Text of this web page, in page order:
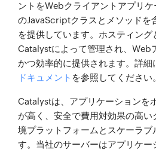
ントをWebクライアントアプリ
のJavaScriptクラスとメソッドを
を提供しています。ホスティン
Catalystによって管理され、Web
かつ効率的に提供されます。詳細
ドキュメント を参照してください。
Catalystは、アプリケーションを
が高く、安全で費用対効果の高
境プラットフォームとスケーラブ
す。当社のサーバーはアプリケ